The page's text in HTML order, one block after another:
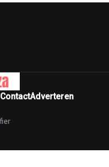
ContactAdverteren